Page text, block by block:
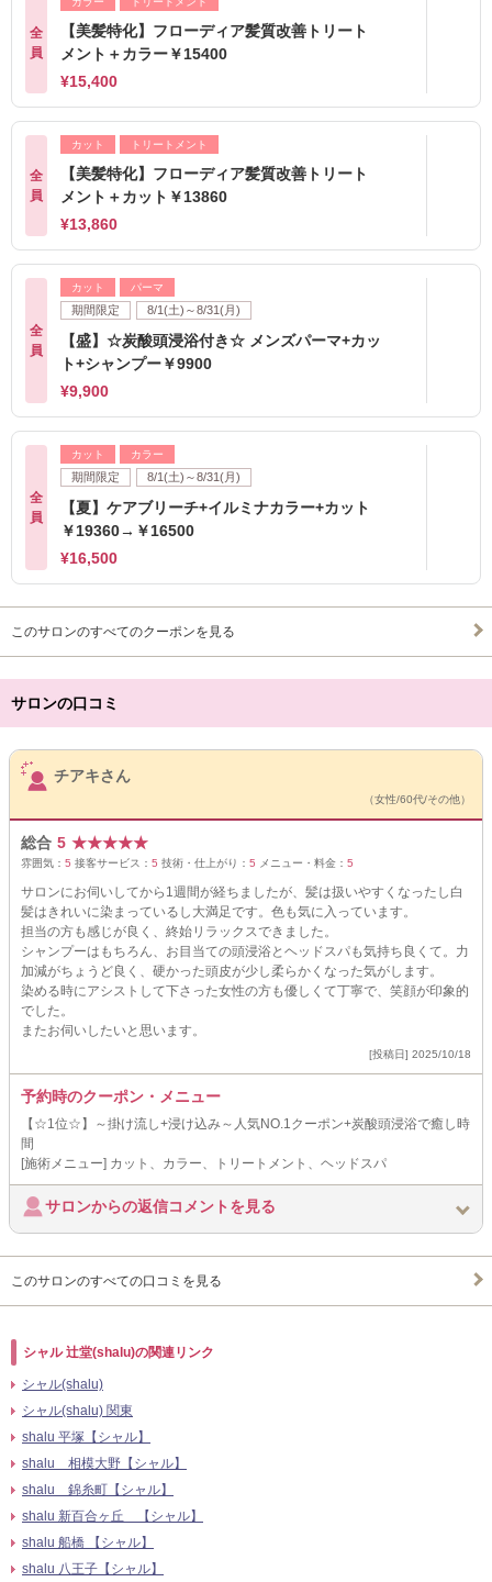
全
員
【美髪特化】フローディア髪質改善トリート
メント＋カラー￥15400
¥15,400
全
員
カット トリートメント
【美髪特化】フローディア髪質改善トリート
メント＋カット￥13860
¥13,860
全
員
カット パーマ
期間限定 8/1(土)～8/31(月)
【盛】☆炭酸頭浸浴付き☆ メンズパーマ+カッ
ト+シャンプー￥9900
¥9,900
全
員
カット カラー
期間限定 8/1(土)～8/31(月)
【夏】ケアブリーチ+イルミナカラー+カット
￥19360→￥16500
¥16,500
このサロンのすべてのクーポンを見る
サロンの口コミ
サロンPick Up
チアキさん
（女性/60代/その他）
総合 5 ★★★★★
雰囲気： 5 接客サービス： 5 技術・仕上がり： 5 メニュー・料金： 5
サロンにお伺いしてから1週間が経ちましたが、髪は扱いやすくなったし白
髪はきれいに染まっているし大満足です。色も気に入っています。
担当の方も感じが良く、終始リラックスできました。
シャンプーはもちろん、お目当ての頭浸浴とヘッドスパも気持ち良くて。力
加減がちょうど良く、硬かった頭皮が少し柔らかくなった気がします。
染める時にアシストして下さった女性の方も優しくて丁寧で、笑顔が印象的
でした。
またお伺いしたいと思います。
[投稿日] 2025/10/18
予約時のクーポン・メニュー
【☆1位☆】～掛け流し+浸け込み～人気NO.1クーポン+炭酸頭浸浴で癒し時
間
[施術メニュー] カット、カラー、トリートメント、ヘッドスパ
サロンからの返信コメントを見る
このサロンのすべての口コミを見る
シャル 辻堂(shalu)の関連リンク
シャル(shalu)
シャル(shalu) 関東
shalu 平塚【シャル】
shalu 相模大野【シャル】
shalu 錦糸町【シャル】
shalu 新百合ヶ丘 【シャル】
shalu 船橋 【シャル】
shalu 八王子【シャル】